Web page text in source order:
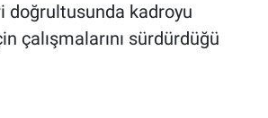
doğrultusunda kadroyu
çalışmalarını sürdürdüğü